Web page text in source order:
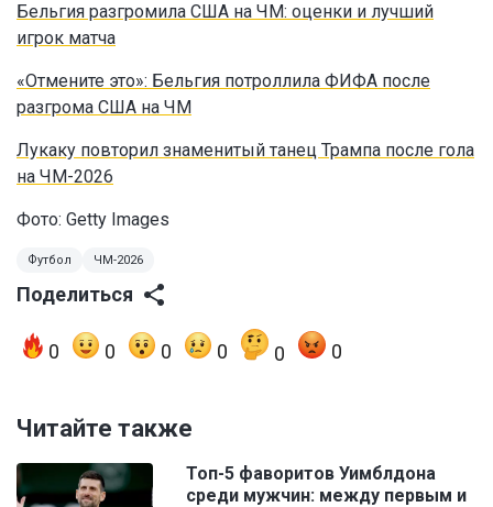
Бельгия разгромила США на ЧМ: оценки и лучший
игрок матча
«Отмените это»: Бельгия потроллила ФИФА после
разгрома США на ЧМ
Лукаку повторил знаменитый танец Трампа после гола
на ЧМ-2026
Фото: Getty Images
Футбол ЧМ-2026
Поделиться
0 0 0 0 0 0
Читайте также
Топ-5 фаворитов Уимблдона
среди мужчин: между первым и